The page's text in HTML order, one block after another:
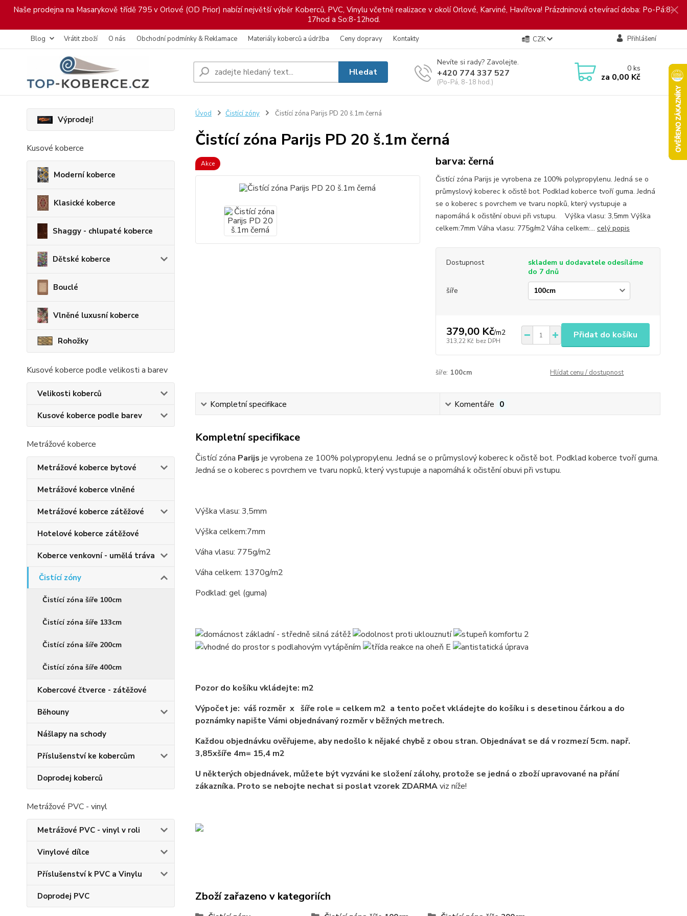
Naše prodejna na Masarykově třídě 795 v Orlové (OD Prior) nabízí největší výběr Koberců, PVC, Vinylu včetně realizace v okolí Orlové, Karviné, Havířova! Prázdninová otevírací doba: Po-Pá:8-
17hod a So:8-12hod.
Blog Vrátit zboží O nás Obchodní podmínky & Reklamace Materiály koberců a údržba Ceny dopravy Kontakty CZK Přihlášení
Hledat
Nevíte si rady? Zavolejte.
+420 774 337 527
(Po-Pá, 8-18 hod.)
0ks
za 0,00 Kč
Výprodej!
Kusové koberce
Moderní koberce
Klasické koberce
Shaggy - chlupaté koberce
Dětské koberce
Bouclé
Vlněné luxusní koberce
Rohožky
Kusové koberce podle velikosti a barev
Velikosti koberců
Kusové koberce podle barev
Metrážové koberce
Metrážové koberce bytové
Metrážové koberce vlněné
Metrážové koberce zátěžové
Hotelové koberce zátěžové
Koberce venkovní - umělá tráva
Čistící zóny
Čistící zóna šíře 100cm
Čistící zóna šíře 133cm
Čistící zóna šíře 200cm
Čistící zóna šíře 400cm
Kobercové čtverce - zátěžové
Běhouny
Nášlapy na schody
Příslušenství ke kobercům
Doprodej koberců
Metrážové PVC - vinyl
Metrážové PVC - vinyl v roli
Vinylové dílce
Příslušenství k PVC a Vinylu
Doprodej PVC
Úvod Čistící zóny Čistící zóna Parijs PD 20 š.1m černá
Čistící zóna Parijs PD 20 š.1m černá
Akce barva: černá
Čistící zóna Parijs je vyrobena ze 100% polypropylenu. Jedná se o
průmyslový koberec k očistě bot. Podklad koberce tvoří guma. Jedná
se o koberec s povrchem ve tvaru nopků, který vystupuje a
napomáhá k očistění obuvi při vstupu. Výška vlasu: 3,5mm Výška
celkem:7mm Váha vlasu: 775g/m2 Váha celkem:... celý popis
Dostupnost
skladem u dodavatele odesíláme
do 7 dnů
šíře
379,00 Kč/m2
313,22 Kč bez DPH
Přidat do košíku
šíře: 100cm Hlídat cenu / dostupnost
Kompletní specifikace Komentáře 0
Kompletní specifikace
Čistící zóna Parijs je vyrobena ze 100% polypropylenu. Jedná se o průmyslový koberec k očistě bot. Podklad koberce tvoří guma.
Jedná se o koberec s povrchem ve tvaru nopků, který vystupuje a napomáhá k očistění obuvi při vstupu.
Výška vlasu: 3,5mm
Výška celkem:7mm
Váha vlasu: 775g/m2
Váha celkem: 1370g/m2
Podklad: gel (guma)
Pozor do košíku vkládejte: m2
Výpočet je: váš rozměr x šíře role = celkem m2 a tento počet vkládejte do košíku i s desetinou čárkou a do
poznámky napište Vámi objednávaný rozměr v běžných metrech.
Každou objednávku ověřujeme, aby nedošlo k nějaké chybě z obou stran. Objednávat se dá v rozmezí 5cm. např.
3,85xšíře 4m= 15,4 m2
U některých objednávek, můžete být vyzváni ke složení zálohy, protože se jedná o zboží upravované na přání
zákazníka. Proto se nebojte nechat si poslat vzorek ZDARMAviz níže!
Zboží zařazeno v kategoriích